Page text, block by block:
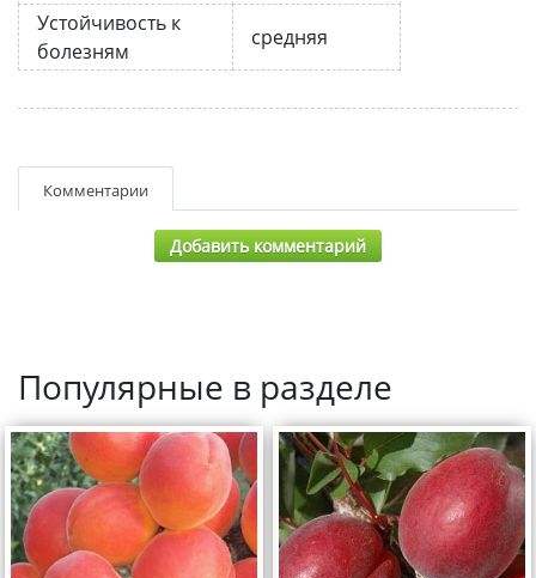
Устойчивость к
болезням
средняя
Комментарии
Добавить комментарий
Популярные в разделе